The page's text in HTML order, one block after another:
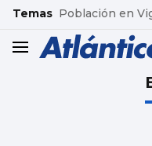
common.go-to-content
Temas Población en
header.menu.open